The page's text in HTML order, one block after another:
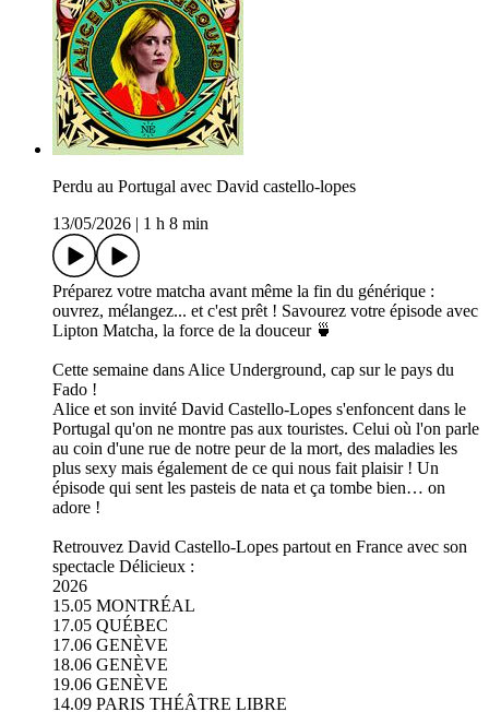
Perdu au Portugal avec David castello-lopes
13/05/2026
1 h 8 min
Préparez votre matcha avant même la fin du générique :
ouvrez, mélangez... et c'est prêt ! Savourez votre épisode avec
Lipton Matcha, la force de la douceur 🍵
Cette semaine dans Alice Underground, cap sur le pays du
Fado !
Alice et son invité David Castello-Lopes s'enfoncent dans le
Portugal qu'on ne montre pas aux touristes. Celui où l'on parle
au coin d'une rue de notre peur de la mort, des maladies les
plus sexy mais également de ce qui nous fait plaisir ! Un
épisode qui sent les pasteis de nata et ça tombe bien… on
adore !
Retrouvez David Castello-Lopes partout en France avec son
spectacle Délicieux :
2026
15.05 MONTRÉAL
17.05 QUÉBEC
17.06 GENÈVE
18.06 GENÈVE
19.06 GENÈVE
14.09 PARIS THÉÂTRE LIBRE